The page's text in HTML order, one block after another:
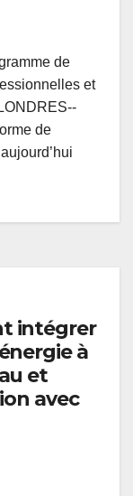
de
et
de
intégrer
à
et
avec